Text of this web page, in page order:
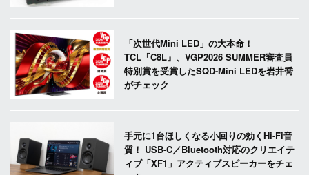
「次世代Mini LED」の大本命！
TCL『C8L』、VGP2026 SUMMER審査員
特別賞を受賞したSQD-Mini LEDを岩井喬
がチェック
手元に1台ほしくなる小回りの効くHi-Fi音
質！ USB-C／Bluetooth対応のクリエイテ
ィブ「XF1」アクティブスピーカーをチェ